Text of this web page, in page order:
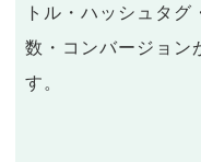
トル・ハッシュタ
数・コンバージョン
す。